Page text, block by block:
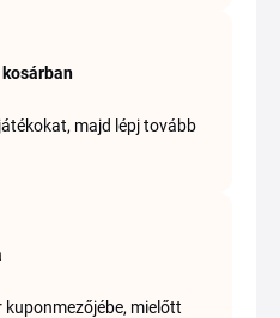
majd lépj tovább
kuponmezőjébe, mielőtt